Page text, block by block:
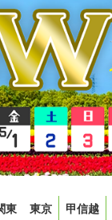
東 東京 甲信越